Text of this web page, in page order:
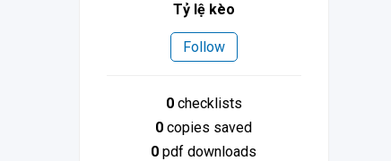
Tỷ lệ kèo
Follow
0checklists
0 copies saved
0 pdf downloads